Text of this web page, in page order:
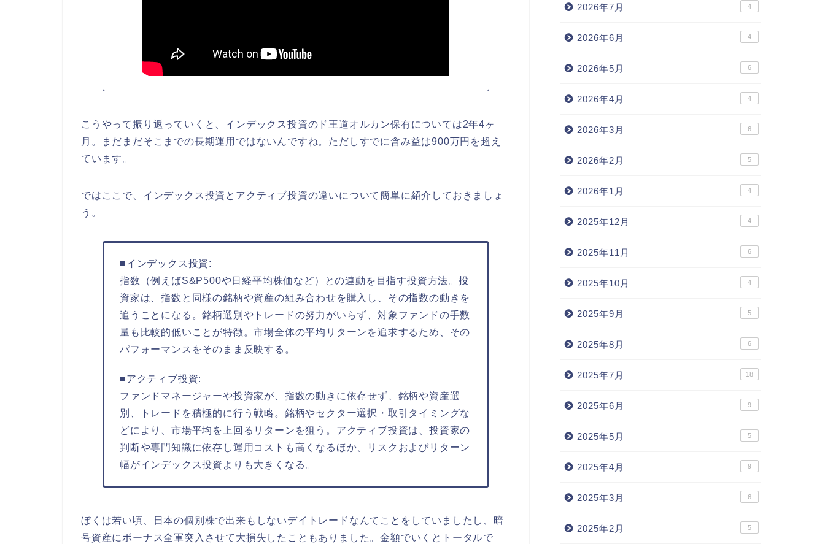
こうやって振り返っていくと、インデックス投資のド王道オルカン保有については2年4ヶ
月。まだまだそこまでの長期運用ではないんですね。ただしすでに含み益は900万円を超え
ています。
ではここで、インデックス投資とアクティブ投資の違いについて簡単に紹介しておきましょ
う。
■インデックス投資:
指数（例えばS&P500や日経平均株価など）との連動を目指す投資方法。投
資家は、指数と同様の銘柄や資産の組み合わせを購入し、その指数の動きを
追うことになる。銘柄選別やトレードの努力がいらず、対象ファンドの手数
量も比較的低いことが特徴。市場全体の平均リターンを追求するため、その
パフォーマンスをそのまま反映する。
■アクティブ投資:
ファンドマネージャーや投資家が、指数の動きに依存せず、銘柄や資産選
別、トレードを積極的に行う戦略。銘柄やセクター選択・取引タイミングな
どにより、市場平均を上回るリターンを狙う。アクティブ投資は、投資家の
判断や専門知識に依存し運用コストも高くなるほか、リスクおよびリターン
幅がインデックス投資よりも大きくなる。
ぼくは若い頃、日本の個別株で出来もしないデイトレードなんてことをしていましたし、暗
号資産にボーナス全軍突入させて大損失したこともありました。金額でいくとトータルで
2026年7月 4
2026年6月 4
2026年5月 6
2026年4月 4
2026年3月 6
2026年2月 5
2026年1月 4
2025年12月 4
2025年11月 6
2025年10月 4
2025年9月 5
2025年8月 6
2025年7月 18
2025年6月 9
2025年5月 5
2025年4月 9
2025年3月 6
2025年2月 5